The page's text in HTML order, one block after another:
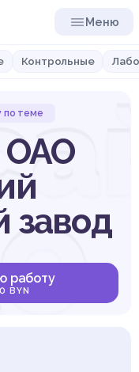
Меню
Контрольные
по теме
ОАО
завод
работу
BYN